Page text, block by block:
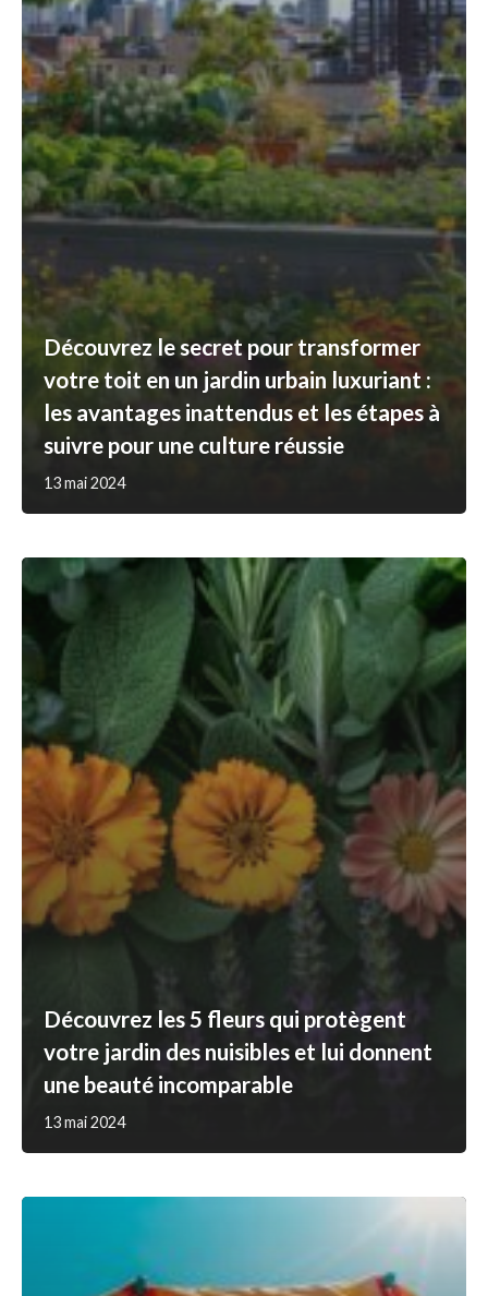
Découvrez le secret pour transformer
votre toit en un jardin urbain luxuriant :
les avantages inattendus et les étapes à
suivre pour une culture réussie
13 mai 2024
Découvrez les 5 fleurs qui protègent
votre jardin des nuisibles et lui donnent
une beauté incomparable
13 mai 2024